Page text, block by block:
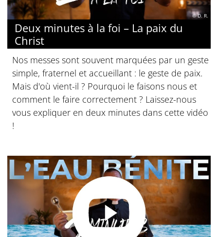
© D. R.
Deux minutes à la foi – La paix du
Christ
Nos messes sont souvent marquées par un geste
simple, fraternel et accueillant : le geste de paix.
Mais d'où vient-il ? Pourquoi le faisons nous et
comment le faire correctement ? Laissez-nous
vous expliquer en deux minutes dans cette vidéo
!